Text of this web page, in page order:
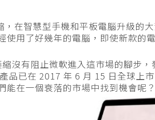
，在智慧型手機和平板電腦升級的
使用了好幾年的電腦，即使新款的
沒有阻止微軟進入這市場的腳步
品已在 2017 年 6 月 15 日全球上
能在一個衰落的市場中找到機會呢？